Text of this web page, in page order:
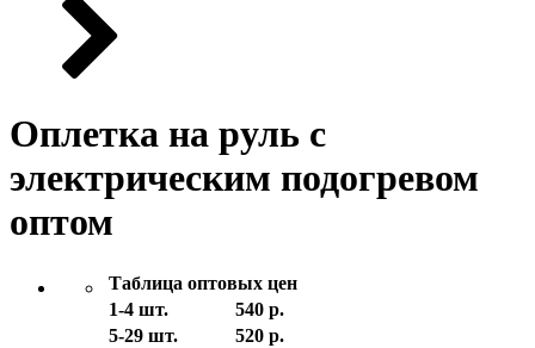
Оплетка на руль с
электрическим подогревом
оптом
Таблица оптовых цен
1-4 шт.
540 р.
5-29 шт.
520 р.